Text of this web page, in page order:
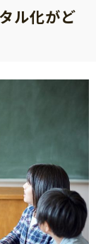
ル化がど